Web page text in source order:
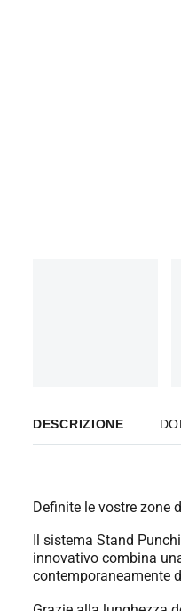
DESCRIZIONE
Definite le vostre zone
Il sistema Stand
innovativo combina
contemporaneamente